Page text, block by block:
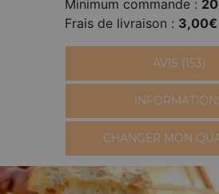
Minimum commande :
Frais de livraison : 3,00€
AVIS (153)
CHANGER MON